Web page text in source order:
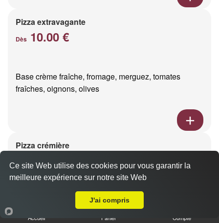
Pizza extravagante
Dès 10.00 €
Base crème fraîche, fromage, merguez, tomates
fraîches, oignons, olives
Pizza crémière
Dès10.00 €
Base crème fraîche, 3 fromages
Accueil Panier Compte
Ce site Web utilise des cookies pour vous garantir la
meilleure expérience sur notre site Web
J'ai compris